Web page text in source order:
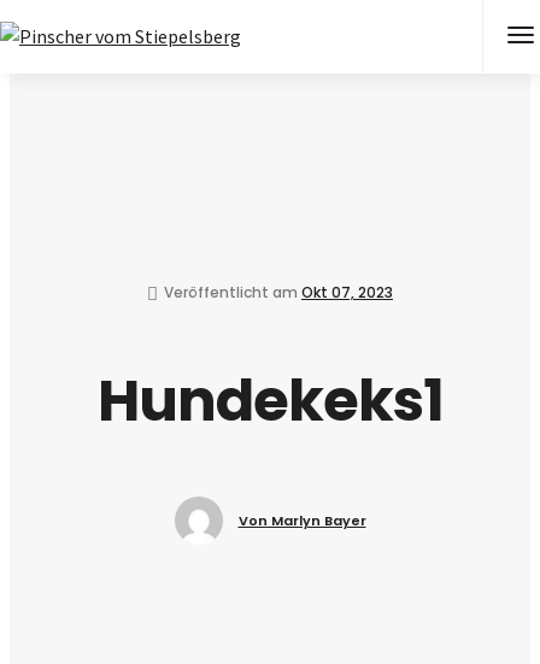
Veröffentlicht am Okt 07, 2023
Hundekeks1
Von Marlyn Bayer